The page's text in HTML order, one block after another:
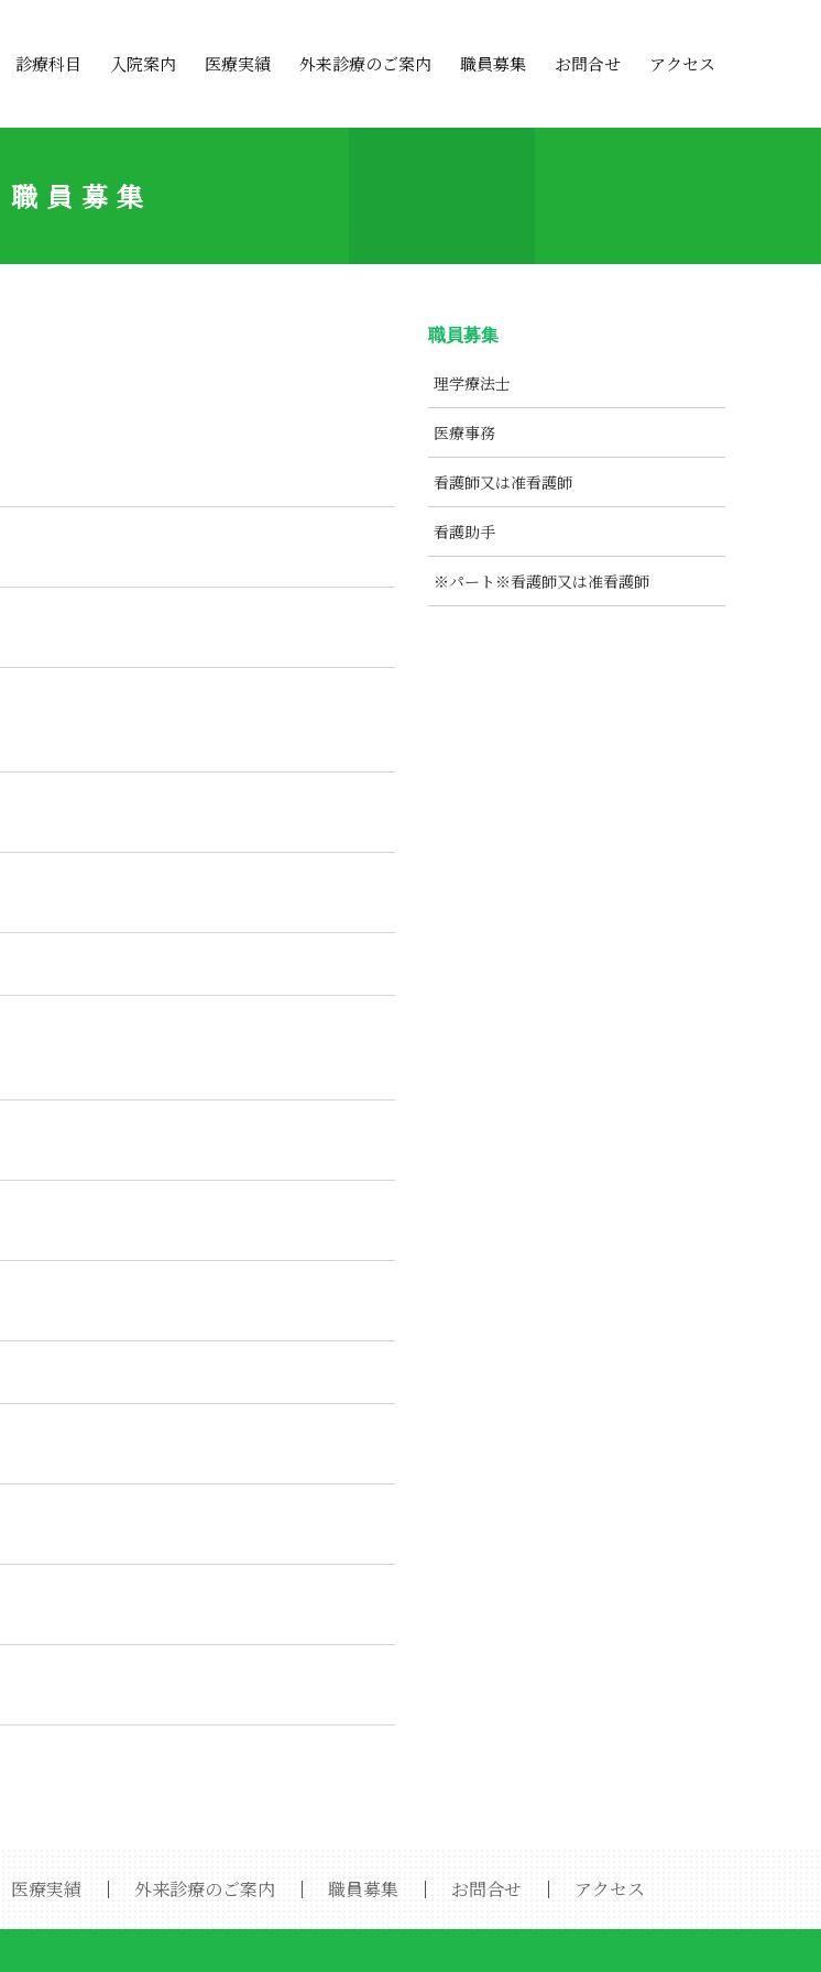
診療科目 入院案内 医療実績 外来診療のご案内 職員募集 お問合せ アクセス
職員募集
職員募集
理学療法士
医療事務
看護師又は准看護師
看護助手
※パート※看護師又は准看護師
医療実績 ｜ 外来診療のご案内 ｜ 職員募集 ｜ お問合せ ｜ アクセス